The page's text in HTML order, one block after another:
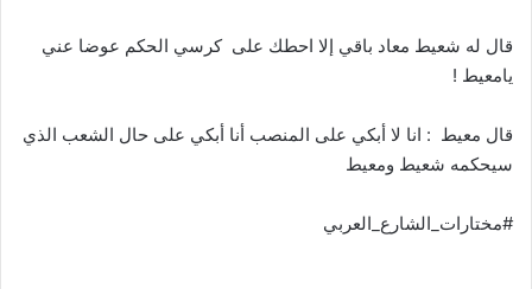
قال له شعيط معاد باقي إلا احطك على كرسي الحكم عوضا عني
يامعيط !
قال معيط : انا لا أبكي على المنصب أنا أبكي على حال الشعب الذي
سيحكمه شعيط ومعيط
#مختارات_الشارع_العربي